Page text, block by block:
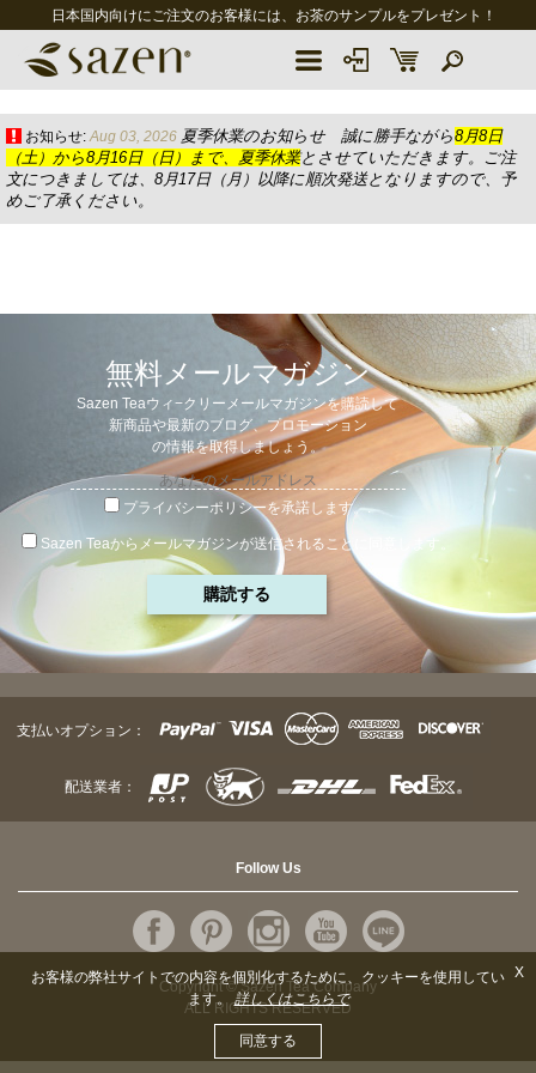
日本国内向けにご注文のお客様には、お茶のサンプルをプレゼント！
お知らせ: Aug 03, 2026 夏季休業のお知らせ 誠に勝手ながら8月8日
（土）から8月16日（日）まで、夏季休業とさせていただきます。ご注
文につきましては、8月17日（月）以降に順次発送となりますので、予
めご了承ください。
無料メールマガジン
Sazen Teaウィ−クリーメールマガジンを購読して
新商品や最新のブログ、プロモーション
の情報を取得しましょう。
プライバシーポリシーを承諾します。.
Sazen Teaからメールマガジンが送信されることに同意します。
支払いオプション：
配送業者：
Follow Us
Copyright © Sazen Tea Company
ALL RIGHTS RESERVED
X
お客様の弊社サイトでの内容を個別化するために、クッキーを使用してい
ます。詳しくはこちらで
同意する